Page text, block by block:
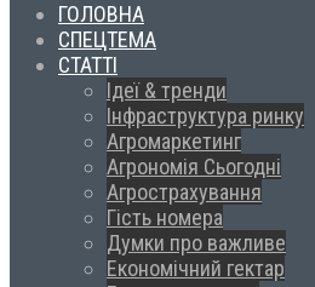
ГОЛОВНА
СПЕЦТЕМА
СТАТТІ
Ідеї & тренди
Інфраструктура ринку
Агромаркетинг
Агрономія Сьогодні
Агрострахування
Гість номера
Думки про важливе
Економічний гектар